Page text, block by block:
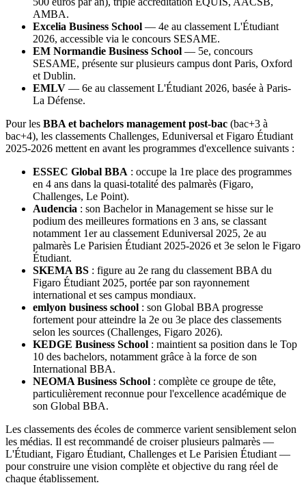
AMBA.
Excelia Business School — 4e au classement L'Étudiant
2026, accessible via le concours SESAME.
EM Normandie Business School — 5e, concours
SESAME, présente sur plusieurs campus dont Paris, Oxford
et Dublin.
EMLV — 6e au classement L'Étudiant 2026, basée à Paris-
La Défense.
Pour les BBA et bachelors management post-bac (bac+3 à
bac+4), les classements Challenges, Eduniversal et Figaro Étudiant
2025-2026 mettent en avant les programmes d'excellence suivants :
ESSEC Global BBA : occupe la 1re place des programmes
en 4 ans dans la quasi-totalité des palmarès (Figaro,
Challenges, Le Point).
Audencia : son Bachelor in Management se hisse sur le
podium des meilleures formations en 3 ans, se classant
notamment 1er au classement Eduniversal 2025, 2e au
palmarès Le Parisien Étudiant 2025-2026 et 3e selon le Figaro
Étudiant.
SKEMA BS : figure au 2e rang du classement BBA du
Figaro Étudiant 2025, portée par son rayonnement
international et ses campus mondiaux.
emlyon business school : son Global BBA progresse
fortement pour atteindre la 2e ou 3e place des classements
selon les sources (Challenges, Figaro 2026).
KEDGE Business School : maintient sa position dans le Top
10 des bachelors, notamment grâce à la force de son
International BBA.
NEOMA Business School : complète ce groupe de tête,
particulièrement reconnue pour l'excellence académique de
son Global BBA.
Les classements des écoles de commerce varient sensiblement selon
les médias. Il est recommandé de croiser plusieurs palmarès —
L'Étudiant, Figaro Étudiant, Challenges et Le Parisien Étudiant —
pour construire une vision complète et objective du rang réel de
chaque établissement.